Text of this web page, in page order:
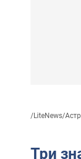
/LiteNews/
Три